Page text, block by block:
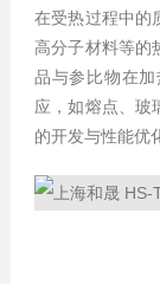
在受热过程中的
高分子材料等的
品与参比物在
应，如熔点、玻
的开发与性能优